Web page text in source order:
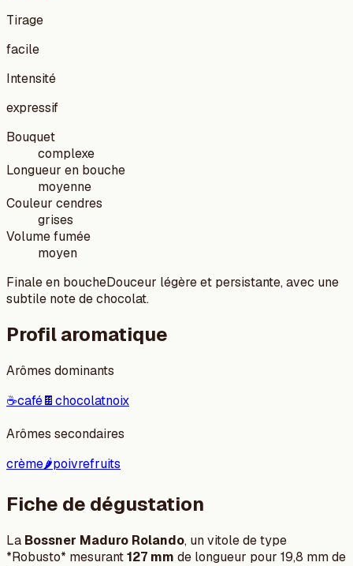
Tirage
facile
Intensité
expressif
Bouquet
complexe
Longueur en bouche
moyenne
Couleur cendres
grises
Volume fumée
moyen
Finale en boucheDouceur légère et persistante, avec une
subtile note de chocolat.
Profil aromatique
Arômes dominants
☕café🍫chocolatnoix
Arômes secondaires
crème🌶️poivrefruits
Fiche de dégustation
La Bossner Maduro Rolando, un vitole de type
*Robusto* mesurant127 mm de longueur pour 19,8 mm de